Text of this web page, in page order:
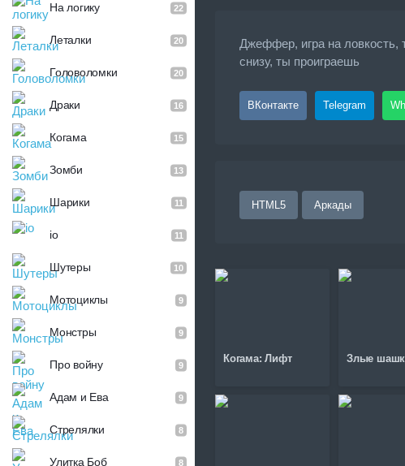
На логику 22
Леталки 20
Головоломки 20
Драки 16
Когама 15
Зомби 13
Шарики 11
io 11
Шутеры 10
Мотоциклы 9
Монстры 9
Про войну 9
Адам и Ева 9
Стрелялки 8
Улитка Боб 8
Джеффер, игра на
снизу, ты проиграешь
ВКонтакте Telegram
HTML5 Аркады
Когама: Лифт Злые